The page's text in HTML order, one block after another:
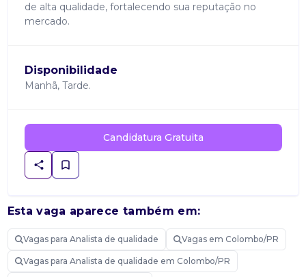
de alta qualidade, fortalecendo sua reputação no
mercado.
Disponibilidade
Manhã, Tarde.
Candidatura Gratuita
Esta vaga aparece também em:
Vagas para Analista de qualidade Vagas em Colombo/PR
Vagas para Analista de qualidade em Colombo/PR